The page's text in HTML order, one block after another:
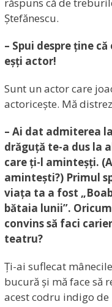
Ștefănescu.
– Spui despre ține
eșți actor!
Sunt un actor care
actoricește. Mă
– Ai dat admiterea
drăguță te-a dus la
care ți-l aminteșți.
amintești?) Primul
viața ta a fost
bătaia lunii”.
convins să faci
teatru?
Ți-ai suflecat
bucură și mă face să
acest codru indigo